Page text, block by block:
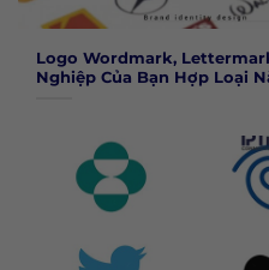
Logo Wordmark,
Nghiệp Của Bạn Hợp Loại